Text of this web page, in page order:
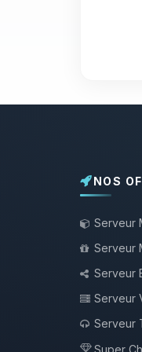
NOS
Serveur
Serveur
Serveur
Serveur
Serveur
Super